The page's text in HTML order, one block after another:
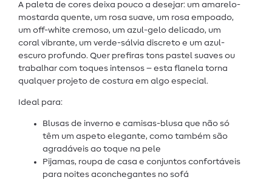
A paleta de cores deixa pouco a desejar: um amarelo-
mostarda quente, um rosa suave, um rosa empoado,
um off-white cremoso, um azul-gelo delicado, um
coral vibrante, um verde-sálvia discreto e um azul-
escuro profundo. Quer prefiras tons pastel suaves ou
trabalhar com toques intensos – esta flanela torna
qualquer projeto de costura em algo especial.
Ideal para:
Blusas de inverno e camisas-blusa que não só
têm um aspeto elegante, como também são
agradáveis ao toque na pele
Pijamas, roupa de casa e conjuntos confortáveis
para noites aconchegantes no sofá